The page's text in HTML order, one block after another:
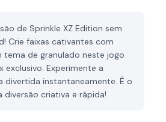
de Sprinkle XZ Edition sem
Crie faixas cativantes com
tema de granulado neste jogo
exclusivo. Experimente a
divertida instantaneamente. É o
criativa e rápida!